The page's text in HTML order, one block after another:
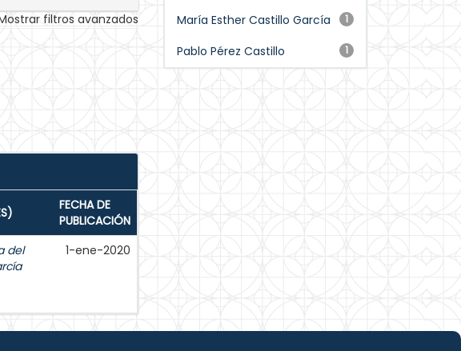
filtros avanzados
FECHA DE
PUBLICACIÓN
del
1-ene-2020
1
María Esther Castillo García
1
Pablo Pérez Castillo